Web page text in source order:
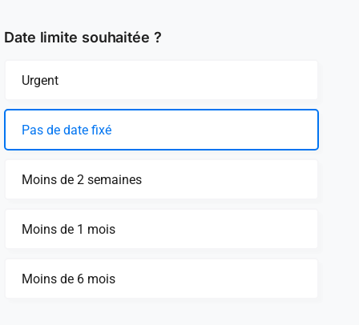
Date limite souhaitée ?
Urgent
Pas de date fixé
Moins de 2 semaines
Moins de 1 mois
Moins de 6 mois